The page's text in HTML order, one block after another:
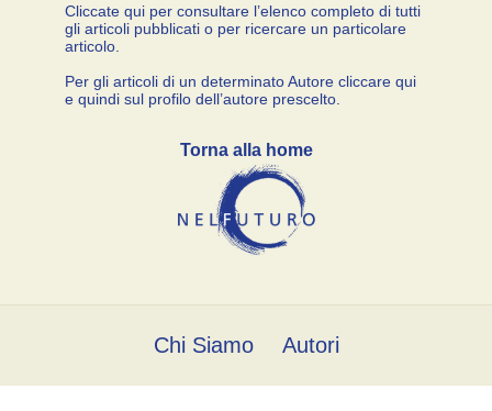
Cliccate qui per consultare l’elenco completo di tutti
gli articoli pubblicati o per ricercare un particolare
articolo.
Per gli articoli di un determinato Autore cliccare qui
e quindi sul profilo dell’autore prescelto.
Torna alla home
Chi Siamo Autori